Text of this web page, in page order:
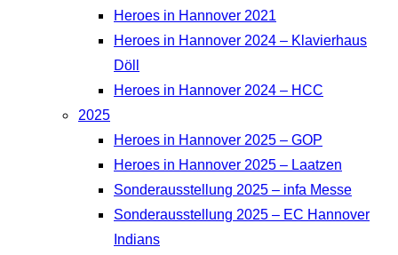
Heroes in Hannover 2021
Heroes in Hannover 2024 – Klavierhaus
Döll
Heroes in Hannover 2024 – HCC
2025
Heroes in Hannover 2025 – GOP
Heroes in Hannover 2025 – Laatzen
Sonderausstellung 2025 – infa Messe
Sonderausstellung 2025 – EC Hannover
Indians